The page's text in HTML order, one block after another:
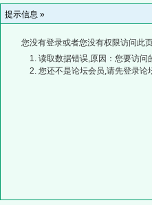
提示信息 »
您没有登录或者您没有权限访问此
读取数据错误,原因：您要访问
您还不是论坛会员,请先登录论